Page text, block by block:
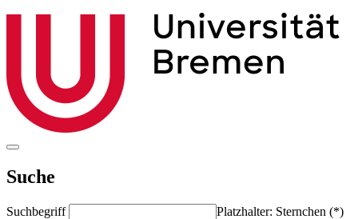
Suche
Suchbegriff
Platzhalter: Sternchen (*)